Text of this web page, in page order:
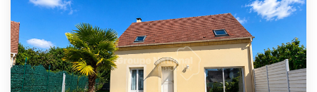
Acheter
VENTES INTERACTIVES